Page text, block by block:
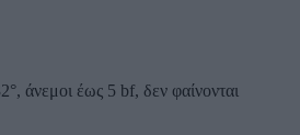
άνεμοι έως 5 bf, δεν φαίνονται